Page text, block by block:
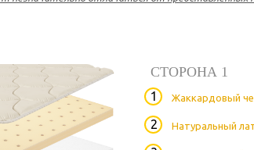
СТОРОНА 1
Жаккардовый
Натуральный